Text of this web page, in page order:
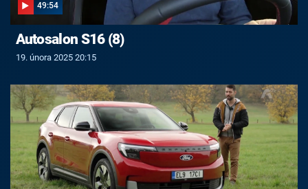
49:54
Autosalon S16 (8)
19. února 2025 20:15